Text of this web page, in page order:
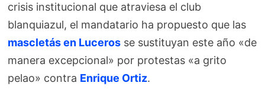
crisis institucional que atraviesa el club
blanquiazul, el mandatario ha propuesto que las
mascletás en Luceros se sustituyan este año «de
manera excepcional» por protestas «a grito
pelao» contra Enrique Ortiz.